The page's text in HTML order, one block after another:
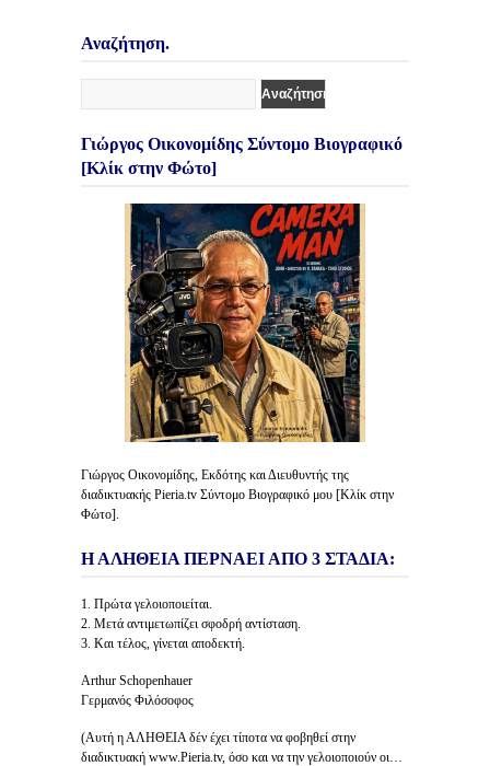
Αναζήτηση.
Γιώργος Οικονομίδης Σύντομο Βιογραφικό
[Κλίκ στην Φώτο]
Γιώργος Οικονομίδης, Εκδότης και Διευθυντής της
διαδικτυακής Pieria.tv Σύντομο Βιογραφικό μου [Κλίκ στην
Φώτο].
Η ΑΛΗΘΕΙΑ ΠΕΡΝΑΕΙ ΑΠΟ 3 ΣΤΑΔΙΑ:
1. Πρώτα γελοιοποιείται.
2. Μετά αντιμετωπίζει σφοδρή αντίσταση.
3. Και τέλος, γίνεται αποδεκτή.
Arthur Schopenhauer
Γερμανός Φιλόσοφος
(Αυτή η ΑΛΗΘΕΙΑ δέν έχει τίποτα να φοβηθεί στην
διαδικτυακή www.Pieria.tv, όσο και να την γελοιοποιούν οι…